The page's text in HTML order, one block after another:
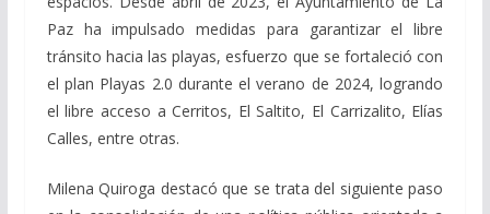
Paz ha impulsado medidas para garantizar el libre
tránsito hacia las playas, esfuerzo que se fortaleció con
el plan Playas 2.0 durante el verano de 2024, logrando
el libre acceso a Cerritos, El Saltito, El Carrizalito, Elías
Calles, entre otras.
Milena Quiroga destacó que se trata del siguiente paso